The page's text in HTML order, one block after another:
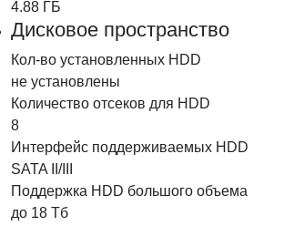
4.88 ГБ
Дисковое пространство
Кол-во установленных HDD
не установлены
Количество отсеков для HDD
8
Интерфейс поддерживаемых HDD
SATA II/III
Поддержка HDD большого объема
до 18 Тб